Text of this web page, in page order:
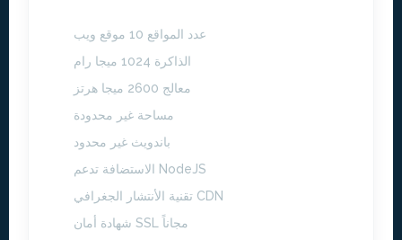
عدد المواقع 10 موقع ويب
الذاكرة 1024 ميجا رام
معالج 2600 ميجا هرتز
مساحة غير محدودة
باندويث غير محدود
الاستضافة تدعم NodeJS
تقنية الأنتشار الجغرافي CDN
شهادة أمان SSL مجاناً